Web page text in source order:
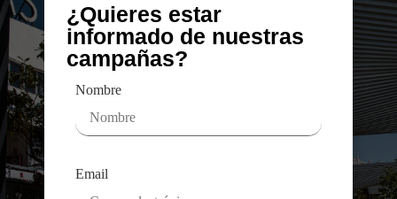
¿Quieres estar
informado de nuestras
campañas?
Nombre
Email